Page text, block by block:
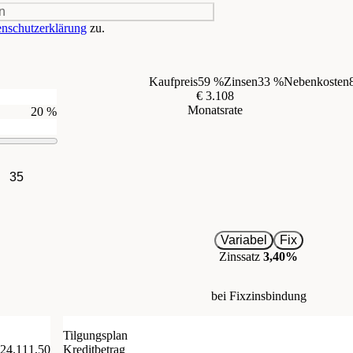
zu.
20 %
35
Kaufpreis59 %Zinsen33 %Nebenkosten
€ 3.108
Monatsrate
Variabel
Fix
Zinssatz 3,40%
bei Fixzinsbindung
Tilgungsplan
Kreditbetrag